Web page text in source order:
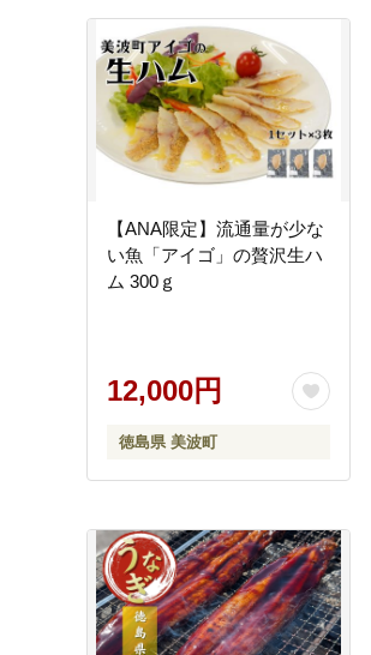
【ANA限定】流通量が少な
い魚「アイゴ」の贅沢生ハ
ム 300ｇ
12,000円
徳島県 美波町